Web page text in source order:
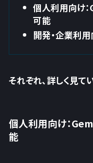
個人利用向け
可能
開発・企業利
それぞれ、詳しく見て
個人利用向け：
能